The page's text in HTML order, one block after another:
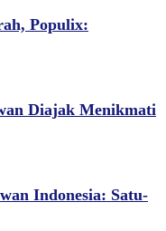
Populix:
Diajak Menikmati
Indonesia: Satu-